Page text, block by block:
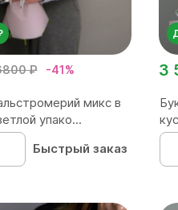
₽ -41%
микс в
упако...
Быстрый заказ
3